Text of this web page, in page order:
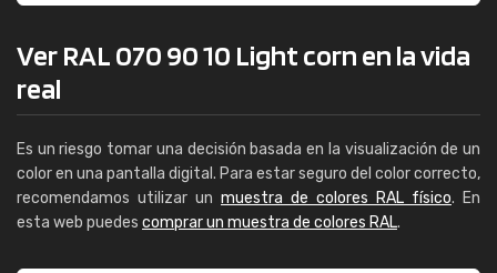
Ver RAL 070 90 10 Light corn en la vida
real
Es un riesgo tomar una decisión basada en la visualización de un
color en una pantalla digital. Para estar seguro del color correcto,
recomendamos utilizar un muestra de colores RAL físico. En
esta web puedes comprar un muestra de colores RAL.